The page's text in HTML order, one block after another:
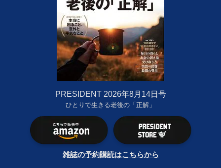
PRESIDENT 2026年8月14日号
ひとりで生きる老後の「正解」
雑誌の予約購読はこちらから